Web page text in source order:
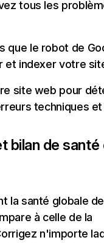
tous les
que le robot de
et indexer votre
site web pour
techniques et
bilan de santé
la santé globale
à celle de la
n'importe